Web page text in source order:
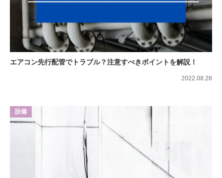
エアコン先行配管でトラブル？注意すべきポイントを解説！
2022.08.28
設備